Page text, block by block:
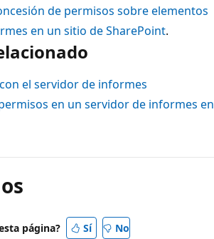
de permisos sobre elementos
en un sitio de SharePoint.
el servidor de informes
en un servidor de informes en
página? Sí No